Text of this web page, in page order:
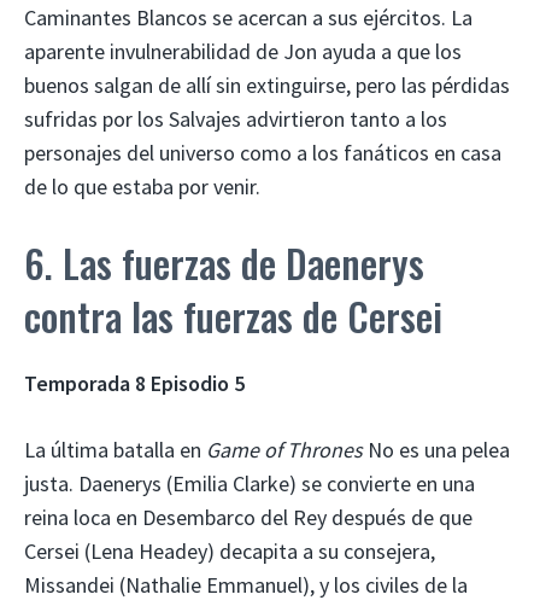
Caminantes Blancos se acercan a sus ejércitos. La
aparente invulnerabilidad de Jon ayuda a que los
buenos salgan de allí sin extinguirse, pero las pérdidas
sufridas por los Salvajes advirtieron tanto a los
personajes del universo como a los fanáticos en casa
de lo que estaba por venir.
6. Las fuerzas de Daenerys
contra las fuerzas de Cersei
Temporada 8 Episodio 5
La última batalla en Game of ThronesNo es una pelea
justa. Daenerys (Emilia Clarke) se convierte en una
reina loca en Desembarco del Rey después de que
Cersei (Lena Headey) decapita a su consejera,
Missandei (Nathalie Emmanuel), y los civiles de la